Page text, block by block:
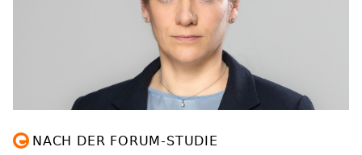
NACH DER FORUM-STUDIE